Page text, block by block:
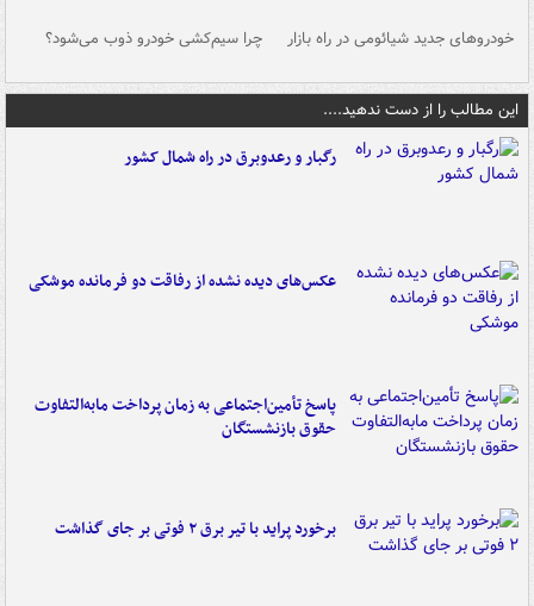
خودروهای جدید شیائومی در راه بازار چرا سیم‌کشی خودرو ذوب می‌شود؟
این مطالب را از دست ندهید....
رگبار و رعدوبرق در راه شمال کشور
عکس‌های دیده نشده از رفاقت دو فرمانده‌ موشکی
پاسخ تأمین‌اجتماعی به زمان پرداخت مابه‌التفاوت
حقوق بازنشستگان
برخورد پراید با تیر برق ۲ فوتی بر جای گذاشت